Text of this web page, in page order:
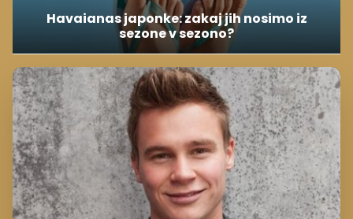
Havaianas japonke: zakaj jih nosimo iz
sezone v sezono?